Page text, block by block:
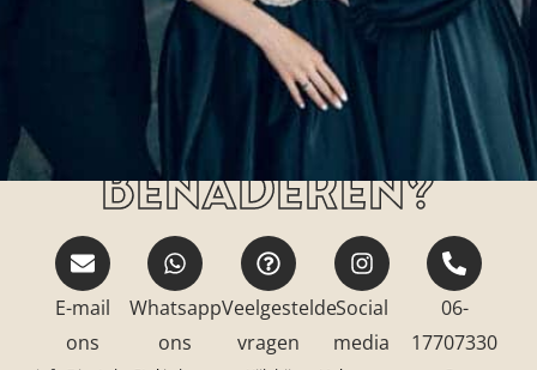
Hoe kan jij ons
benaderen?
E-mail
ons
Whatsapp
ons
Veelgestelde
vragen
Social
media
06-
17707330